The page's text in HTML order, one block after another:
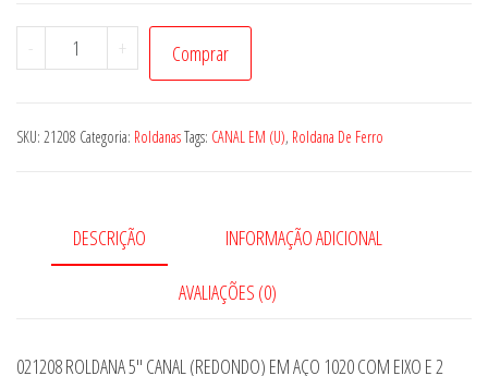
-
021208
ROLDANA
CANAL
1020
+ Comprar
SKU: 21208 Categoria: RoldanasTags: CANAL EM (U), Roldana De Ferro
DESCRIÇÃO INFORMAÇÃO ADICIONAL
AVALIAÇÕES (0)
021208 ROLDANA 5″ CANAL (REDONDO) EM AÇO 1020 COM EIXO E 2